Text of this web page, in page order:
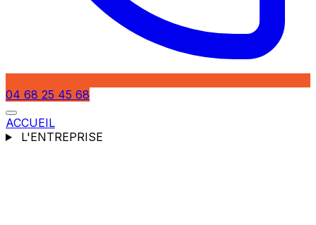
04 68 25 45 68
ACCUEIL
L'ENTREPRISE